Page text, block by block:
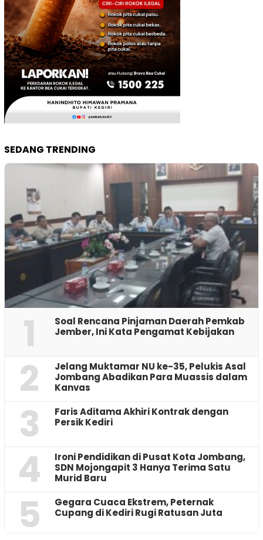
SEDANG TRENDING
1
‎Soal Rencana Pinjaman Daerah Pemkab
Jember, Ini Kata Pengamat Kebijakan ‎
2
Jelang Muktamar NU ke-35, Pelukis Asal
Jombang Abadikan Para Muassis dalam
Kanvas
3
Faris Aditama Akhiri Kontrak dengan
Persik Kediri
4
Ironi Pendidikan di Pusat Kota Jombang,
SDN Mojongapit 3 Hanya Terima Satu
Murid Baru
5
‎Gegara Cuaca Ekstrem, Peternak
Cupang di Kediri Rugi Ratusan Juta